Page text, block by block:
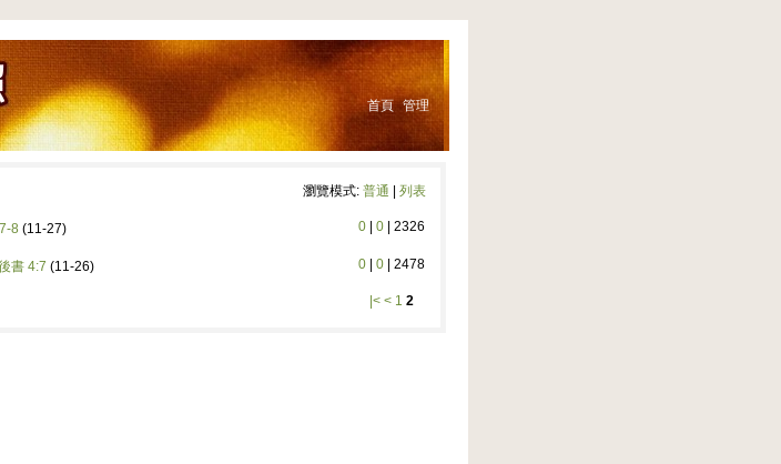
首頁 管理
瀏覽模式: 普通 列表
8 (11-27) 0 0 2326
書 4:7 (11-26) 0 0 2478
|< < 1 2